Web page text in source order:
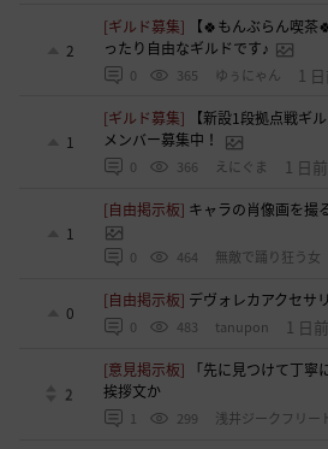
2
[ギルド募集]
【🍀もんぶらん喫
ったり自由なギルドです♪
0 365 ゆぅにゃん 1
1
[ギルド募集]
【新設1段拠点戦ギ
メンバー募集中！
0 366 えにぐま 1 日前
1
[自由掲示板] キャラの肖像画を撮
0 464 無敵で踊り狂う女
0
[自由掲示板] デヴォレカアクセサ
0 483 tanupon 1 日前
2
[意見掲示板]
「先に見つけて丁
挨拶文か
1 299 浅井ジークフリー